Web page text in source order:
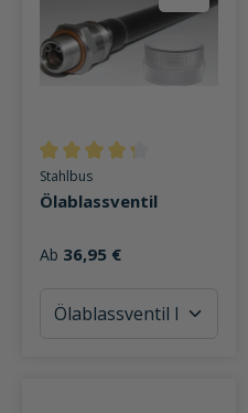
Durchschnittliche Bewertung
Stahlbus
Ölablassventil
Ab 36,95 €